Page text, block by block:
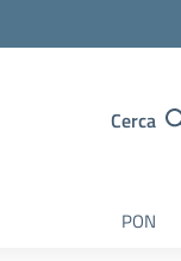
Cerca
PON